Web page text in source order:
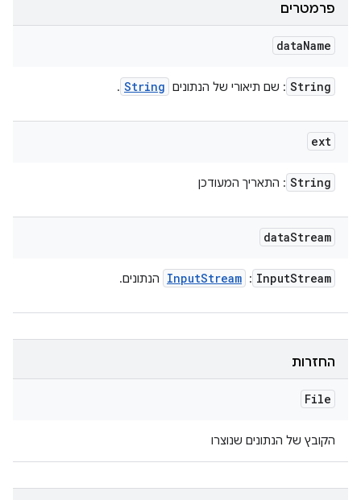
פרמטרים
dataName
String : שם תיאורי של הנתונים String
.
ext
String : התאריך המעודכן
dataStream
InputStream
:
InputStream הנתונים.
החזרות
File
הקובץ של הנתונים שנוצרו